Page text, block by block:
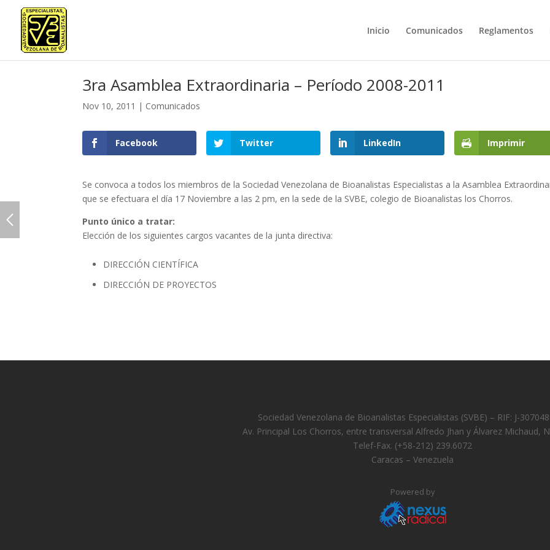
Inicio Comunicados Reglamentos
3ra Asamblea Extraordinaria – Período 2008-2011
Nov 10, 2011 | Comunicados
Facebook Twitter LinkedIn Imprimir
Se convoca a todos los miembros de la Sociedad Venezolana de Bioanalistas Especialistas a la Asamblea
que se efectuara el día 17 Noviembre a las 2 pm, en la sede de la SVBE, colegio de Bioanalistas los Chorros.
Punto único a tratar:
Elección de los siguientes cargos vacantes de la junta directiva:
DIRECCIÓN CIENTÍFICA
DIRECCIÓN DE PROYECTOS
Sociedad Venezolana de Bioanalistas Especialistas (SVBE) – RIF: J-
Av. Principal Los Chorros, entre transversal Alfredo Jhan y Álvarez Michaud,
Telef-Fax. (+58-212) 239.6072
Caracas – Venezuela
Powered by